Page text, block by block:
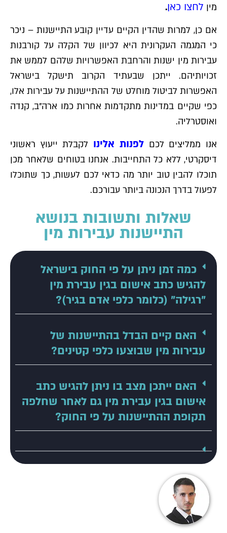
מין לחצו כאן.
אם כן, למרות שהדין הקיים עדיין קובע התיישנות – ניכר
כי המגמה העקרונית היא לכיוון של הקלה על קורבנות
עבירות מין ישנות והרחבת האפשרויות שלהם לממש את
זכויותיהם. ייתכן שבעתיד הקרוב תישקל בישראל
האפשרות לביטול מוחלט של ההתיישנות על עבירות אלו,
כפי שקיים במדינות מתקדמות אחרות כמו ארה"ב, קנדה
ואוסטרליה.
אנו ממליצים לכםלפנות אלינו לקבלת ייעוץ ראשוני
דיסקרטי, ללא כל התחייבות. אנחנו בטוחים שלאחר מכן
תוכלו להבין טוב יותר מה כדאי לכם לעשות, כך שתוכלו
לפעול בדרך הנכונה ביותר עבורכם.
שאלות ותשובות בנושא
התיישנות עבירות מין
כמה זמן ניתן על פי החוק בישראל
להגיש כתב אישום בגין עבירת מין
"רגילה" (כלומר כלפי אדם בגיר)?
האם קיים הבדל בהתיישנות של
עבירות מין שבוצעו כלפי קטינים?
האם ייתכן מצב בו ניתן להגיש כתב
אישום בגין עבירת מין גם לאחר שחלפה
תקופת ההתיישנות על פי החוק?